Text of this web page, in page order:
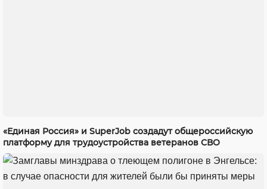
«Единая Россия» и SuperJob создадут общероссийскую
платформу для трудоустройства ветеранов СВО